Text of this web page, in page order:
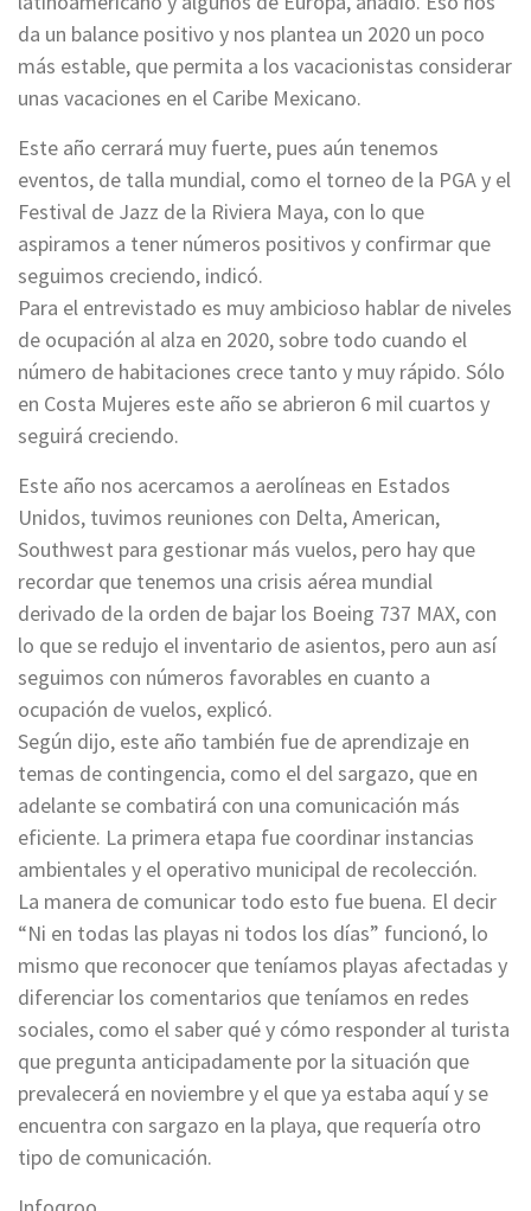
da un balance positivo y nos plantea un 2020 un poco
más estable, que permita a los vacacionistas considerar
unas vacaciones en el Caribe Mexicano.
Este año cerrará muy fuerte, pues aún tenemos
eventos, de talla mundial, como el torneo de la PGA y el
Festival de Jazz de la Riviera Maya, con lo que
aspiramos a tener números positivos y confirmar que
seguimos creciendo, indicó.
Para el entrevistado es muy ambicioso hablar de niveles
de ocupación al alza en 2020, sobre todo cuando el
número de habitaciones crece tanto y muy rápido. Sólo
en Costa Mujeres este año se abrieron 6 mil cuartos y
seguirá creciendo.
Este año nos acercamos a aerolíneas en Estados
Unidos, tuvimos reuniones con Delta, American,
Southwest para gestionar más vuelos, pero hay que
recordar que tenemos una crisis aérea mundial
derivado de la orden de bajar los Boeing 737 MAX, con
lo que se redujo el inventario de asientos, pero aun así
seguimos con números favorables en cuanto a
ocupación de vuelos, explicó.
Según dijo, este año también fue de aprendizaje en
temas de contingencia, como el del sargazo, que en
adelante se combatirá con una comunicación más
eficiente. La primera etapa fue coordinar instancias
ambientales y el operativo municipal de recolección.
La manera de comunicar todo esto fue buena. El decir
“Ni en todas las playas ni todos los días” funcionó, lo
mismo que reconocer que teníamos playas afectadas y
diferenciar los comentarios que teníamos en redes
sociales, como el saber qué y cómo responder al turista
que pregunta anticipadamente por la situación que
prevalecerá en noviembre y el que ya estaba aquí y se
encuentra con sargazo en la playa, que requería otro
tipo de comunicación.